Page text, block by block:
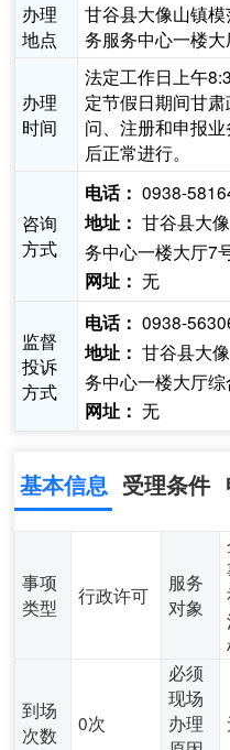
办理
地点
甘谷县大像山镇
务服务中心一楼
办理
时间
法定工作日上午
定节假日期间甘
问、注册和申报
后正常进行。
咨询
方式
电话： 0938-
地址： 甘谷县大
务中心一楼大厅7
网址： 无
监督
投诉
方式
电话： 0938-
地址： 甘谷县大
务中心一楼大厅
网址： 无
基本信息 受理条件
事项
类型
行政许可
服务
对象
到场
次数
0次
必须
现场
办理